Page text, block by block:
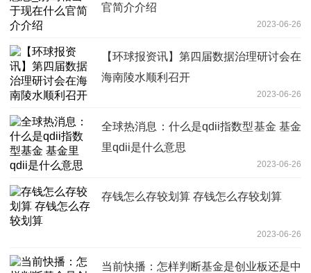
官简介介绍
2023-06-26
【环球报资讯】第四届数据治理研讨会在
海南陵水顺利召开
2023-06-26
全球热消息：什么是qdii指数型基金 基金
里qdii是什么意思
2023-06-26
存钱怎么存较划算 存钱怎么存较划算
2023-06-26
当前快播：怎样判断基金是创业板还是中